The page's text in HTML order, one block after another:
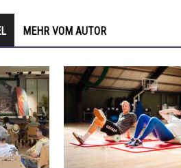
MEHR VOM AUTOR